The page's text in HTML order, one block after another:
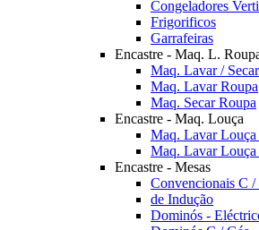
Congeladores
Frigorificos
Garrafeiras
Encastre - Maq. L.
Maq. Lavar /
Maq. Lavar Roupa
Maq. Secar Roupa
Encastre - Maq. Louça
Maq. Lavar
Maq. Lavar
Encastre - Mesas
Convencionais C /
de Indução
Dominós -